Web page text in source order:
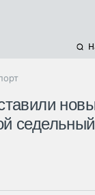
седельный